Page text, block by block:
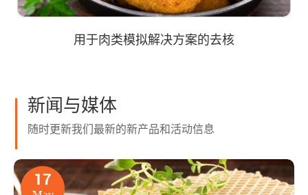
用于肉类模拟解决方案的去核
新闻与媒体
随时更新我们最新的新产品和活动信息
17